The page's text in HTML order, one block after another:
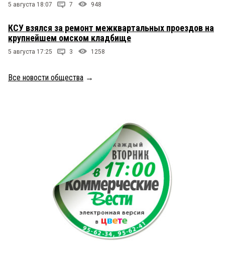
5 августа 18:07 7 948
КСУ взялся за ремонт межквартальных проездов на
крупнейшем омском кладбище
5 августа 17:25 3 1258
Все новости общества →